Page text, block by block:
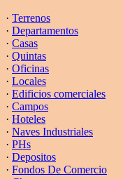
· Terrenos
· Departamentos
· Casas
· Quintas
· Oficinas
· Locales
· Edificios comerciales
· Campos
· Hoteles
· Naves Industriales
· PHs
· Depositos
· Fondos De Comercio